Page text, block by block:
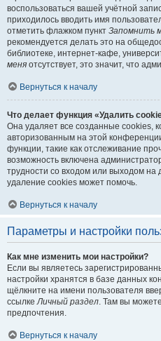
воспользоваться вашей учётной
приходилось вводить имя
отметить флажком пункт Запомнить
рекомендуется делать это на
библиотеке, интернет-кафе,
меня отсутствует, это значит, что
Вернуться к началу
Что делает функция «Удалить
Она удаляет все созданные cookies,
авторизованным на этой
функции, такие как отслеживание
возможность включена
трудности со входом или выходом
удаление cookies может помочь.
Вернуться к началу
Параметры и настройки
Как мне изменить мои настройки?
Если вы являетесь
настройки хранятся в базе данных
щёлкните на имени пользователя
ссылкеЛичный раздел. Там вы
предпочтения.
Вернуться к началу